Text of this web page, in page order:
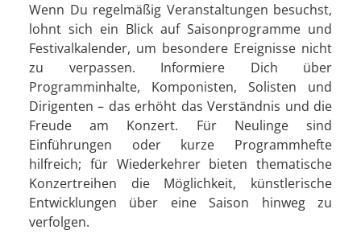
Wenn Du regelmäßig Veranstaltungen besuchst,
lohnt sich ein Blick auf Saisonprogramme und
Festivalkalender, um besondere Ereignisse nicht
zu verpassen. Informiere Dich über
Programminhalte, Komponisten, Solisten und
Dirigenten – das erhöht das Verständnis und die
Freude am Konzert. Für Neulinge sind
Einführungen oder kurze Programmhefte
hilfreich; für Wiederkehrer bieten thematische
Konzertreihen die Möglichkeit, künstlerische
Entwicklungen über eine Saison hinweg zu
verfolgen.